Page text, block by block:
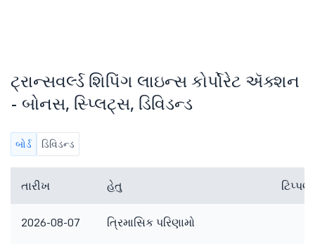
ટ્રાન્સવર્લ્ડ શિપિંગ લાઇન્સ કોર્પોરેટ ઍક્શન
- બોનસ, સ્પ્લિટ્સ, ડિવિડન્ડ
બોર્ડ ડિવિડન્ડ
તારીખ હેતુ
2026-08-07 ત્રિમાસિક પરિણામો